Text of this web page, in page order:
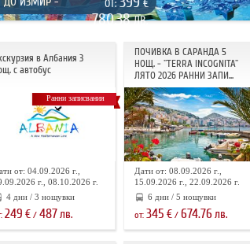
ОТ: €
780.38 ЛВ.
в Албания 3
с автобус
Ранни записвания
от: 04.09.2026 г.,
г., 08.10.2026 г.
4 дни / 3 нощувки
249 €/ 487лв.
ПОЧИВКА В САРАНДА 5
НОЩ. - "TERRA INCOGNITA"
ЛЯТО 2026 РАННИ ЗАПИ...
Дати от: 08.09.2026 г.,
15.09.2026 г., 22.09.2026 г.
6 дни / 5 нощувки
от: 345 €/ 674.76лв.